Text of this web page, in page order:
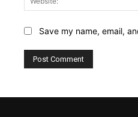
Save my name, email,